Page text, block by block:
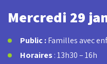
Mercredi 29
Public :Familles avec
Horaires: 13h30 – 16h